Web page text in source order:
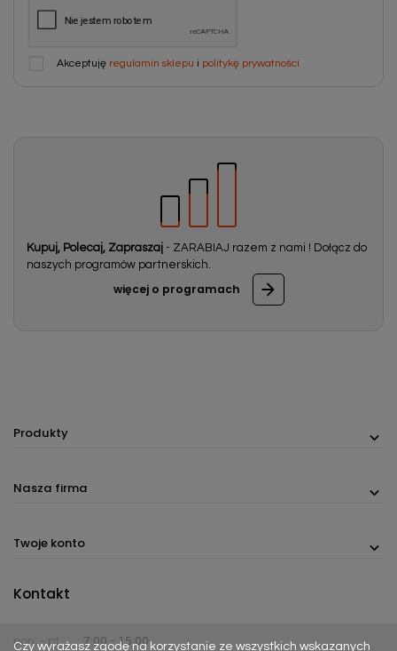
Akceptuję regulamin sklepu i politykę prywatności
Kupuj, Polecaj, Zapraszaj - ZARABIAJ razem z nami ! Dołącz do
naszych programów partnerskich.
więcej o programach
Produkty
Nasza firma
Twoje konto
Czy wyrażasz zgodę na korzystanie ze wszystkich wskazanych
Kontakt
pon. - pt. 7:00 - 15:00